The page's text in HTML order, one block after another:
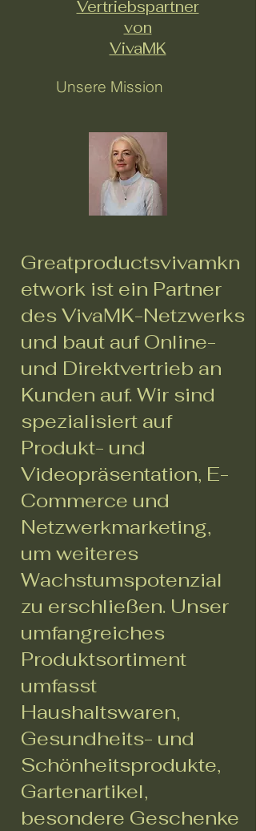
Vertriebspartner
von
VivaMK
Unsere Mission
Greatproductsvivamkn
etwork ist ein Partner
des VivaMK-Netzwerks
und baut auf Online-
und Direktvertrieb an
Kunden auf. Wir sind
spezialisiert auf
Produkt- und
Videopräsentation, E-
Commerce und
Netzwerkmarketing,
um weiteres
Wachstumspotenzial
zu erschließen. Unser
umfangreiches
Produktsortiment
umfasst
Haushaltswaren,
Gesundheits- und
Schönheitsprodukte,
Gartenartikel,
besondere Geschenke